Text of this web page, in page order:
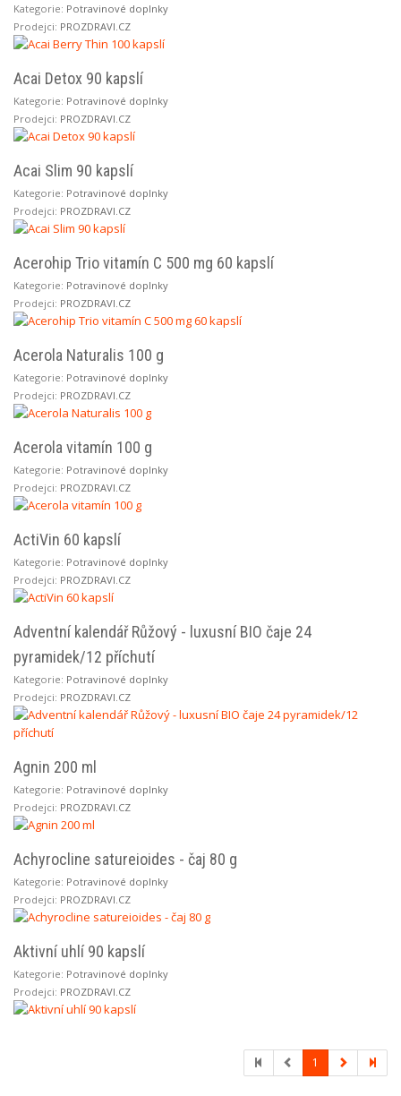
Kategorie: Potravinové doplnky
Prodejci: PROZDRAVI.CZ
Acai Detox 90 kapslí
Kategorie: Potravinové doplnky
Prodejci: PROZDRAVI.CZ
Acai Slim 90 kapslí
Kategorie: Potravinové doplnky
Prodejci: PROZDRAVI.CZ
Acerohip Trio vitamín C 500 mg 60 kapslí
Kategorie: Potravinové doplnky
Prodejci: PROZDRAVI.CZ
Acerola Naturalis 100 g
Kategorie: Potravinové doplnky
Prodejci: PROZDRAVI.CZ
Acerola vitamín 100 g
Kategorie: Potravinové doplnky
Prodejci: PROZDRAVI.CZ
ActiVin 60 kapslí
Kategorie: Potravinové doplnky
Prodejci: PROZDRAVI.CZ
Adventní kalendář Růžový - luxusní BIO čaje 24
pyramidek/12 příchutí
Kategorie: Potravinové doplnky
Prodejci: PROZDRAVI.CZ
Agnin 200 ml
Kategorie: Potravinové doplnky
Prodejci: PROZDRAVI.CZ
Achyrocline satureioides - čaj 80 g
Kategorie: Potravinové doplnky
Prodejci: PROZDRAVI.CZ
Aktivní uhlí 90 kapslí
Kategorie: Potravinové doplnky
Prodejci: PROZDRAVI.CZ
1